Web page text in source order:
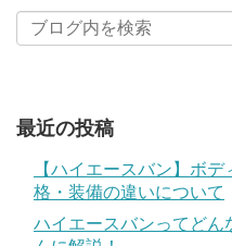
最近の投稿
【ハイエースバン】ボ
格・装備の違いについて
ハイエースバンってどん